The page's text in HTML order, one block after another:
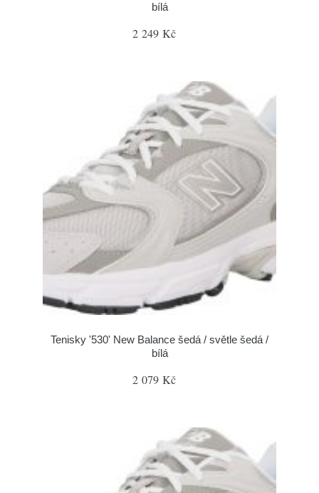
bílá
2 249 Kč
Tenisky '530' New Balance šedá / světle šedá /
bílá
2 079 Kč